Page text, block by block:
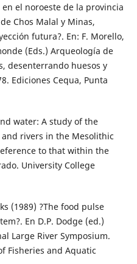
el noroeste de la provincia
Chos Malal y Minas,
futura?. En: F. Morello,
(Eds.) Arqueología de
desenterrando huesos y
Ediciones Cequa, Punta
water: A study of the
rivers in the Mesolithic
to that within the
University College
(1989) ?The food pulse
En D.P. Dodge (ed.)
Large River Symposium.
Fisheries and Aquatic